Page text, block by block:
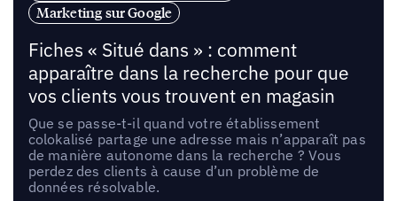
Marketing sur Google
Fiches « Situé dans » : comment
apparaître dans la recherche pour que
vos clients vous trouvent en magasin
Que se passe-t-il quand votre établissement
colokalisé partage une adresse mais n’apparaît pas
de manière autonome dans la recherche ? Vous
perdez des clients à cause d’un problème de
données résolvable.